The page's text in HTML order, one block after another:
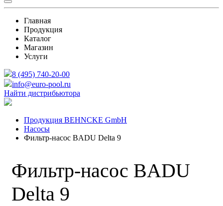
Главная
Продукция
Каталог
Магазин
Услуги
8 (495) 740-20-00
info@euro-pool.ru
Найти дистрибьютора
Продукция BEHNCKE GmbH
Насосы
Фильтр-насос BADU Delta 9
Фильтр-насос BADU
Delta 9